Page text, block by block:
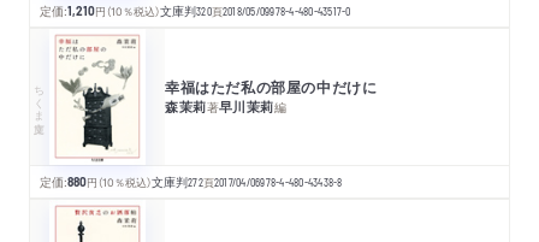
定価:1,210円 （10％税込）文庫判320頁2018/05/09978-4-480-43517-0
ちくま文庫 幸福はただ私の部屋の中だけに
森茉莉著早川茉莉編
定価:880円 （10％税込）文庫判272頁2017/04/06978-4-480-43438-8